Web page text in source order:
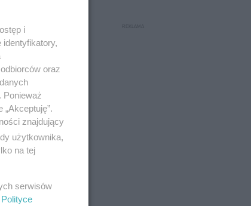
i
oraz
Ponieważ
znajdujący
użytkownika,
na tej
serwisów
Polityce